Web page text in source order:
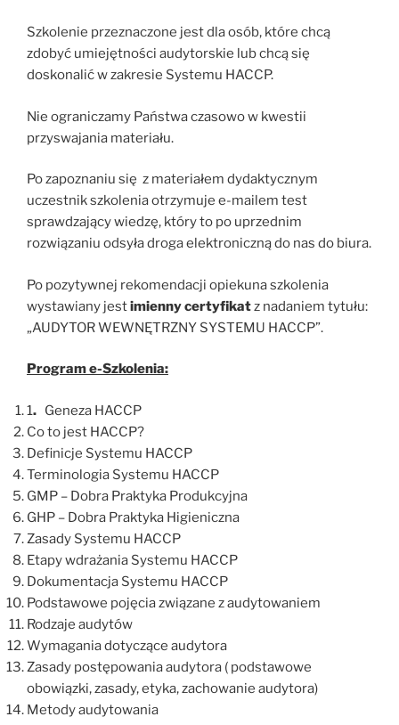
Szkolenie przeznaczone jest dla osób, które chcą
zdobyć umiejętności audytorskie lub chcą się
doskonalić w zakresie Systemu HACCP.
Nie ograniczamy Państwa czasowo w kwestii
przyswajania materiału.
Po zapoznaniu się z materiałem dydaktycznym
uczestnik szkolenia otrzymuje e-mailem test
sprawdzający wiedzę, który to po uprzednim
rozwiązaniu odsyła droga elektroniczną do nas do biura.
Po pozytywnej rekomendacji opiekuna szkolenia
wystawiany jestimienny certyfikatz nadaniem tytułu:
„AUDYTOR WEWNĘTRZNY SYSTEMU HACCP”.
Program e-Szkolenia:
1. Geneza HACCP
Co to jest HACCP?
Definicje Systemu HACCP
Terminologia Systemu HACCP
GMP – Dobra Praktyka Produkcyjna
GHP – Dobra Praktyka Higieniczna
Zasady Systemu HACCP
Etapy wdrażania Systemu HACCP
Dokumentacja Systemu HACCP
Podstawowe pojęcia związane z audytowaniem
Rodzaje audytów
Wymagania dotyczące audytora
Zasady postępowania audytora ( podstawowe
obowiązki, zasady, etyka, zachowanie audytora)
Metody audytowania